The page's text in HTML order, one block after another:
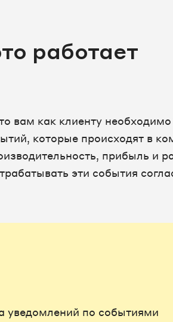
работает
вам как клиенту
которые происходят в
прибыль и
эти события
уведомлений по событиями